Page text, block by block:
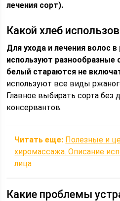
лечения сорт).
Какой хлеб
Для ухода и лечения волос в
используют разнообразные
белый стараются не
используют все виды
Главное выбирать сорта без
консервантов.
Читать еще: Полезные и
хиромассажа. Описание
лица
Какие проблемы